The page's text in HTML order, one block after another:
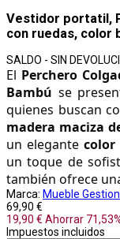
Vestidor portatil,
con ruedas, color
SALDO - SIN
El Perchero
Bambú se
madera maciza
un elegante color
un toque de
también ofrece
Marca: Mueble Gestion
69,90 €
19,90 € Ahorrar
Impuestos incluidos